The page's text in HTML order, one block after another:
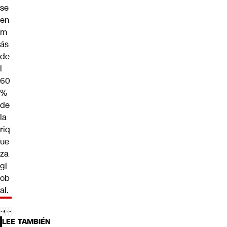
se
en
m
ás
de
l
60
%
de
la
riq
ue
za
gl
ob
al.
LEE TAMBIÉN